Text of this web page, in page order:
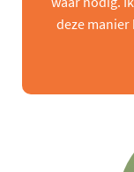
deze manier